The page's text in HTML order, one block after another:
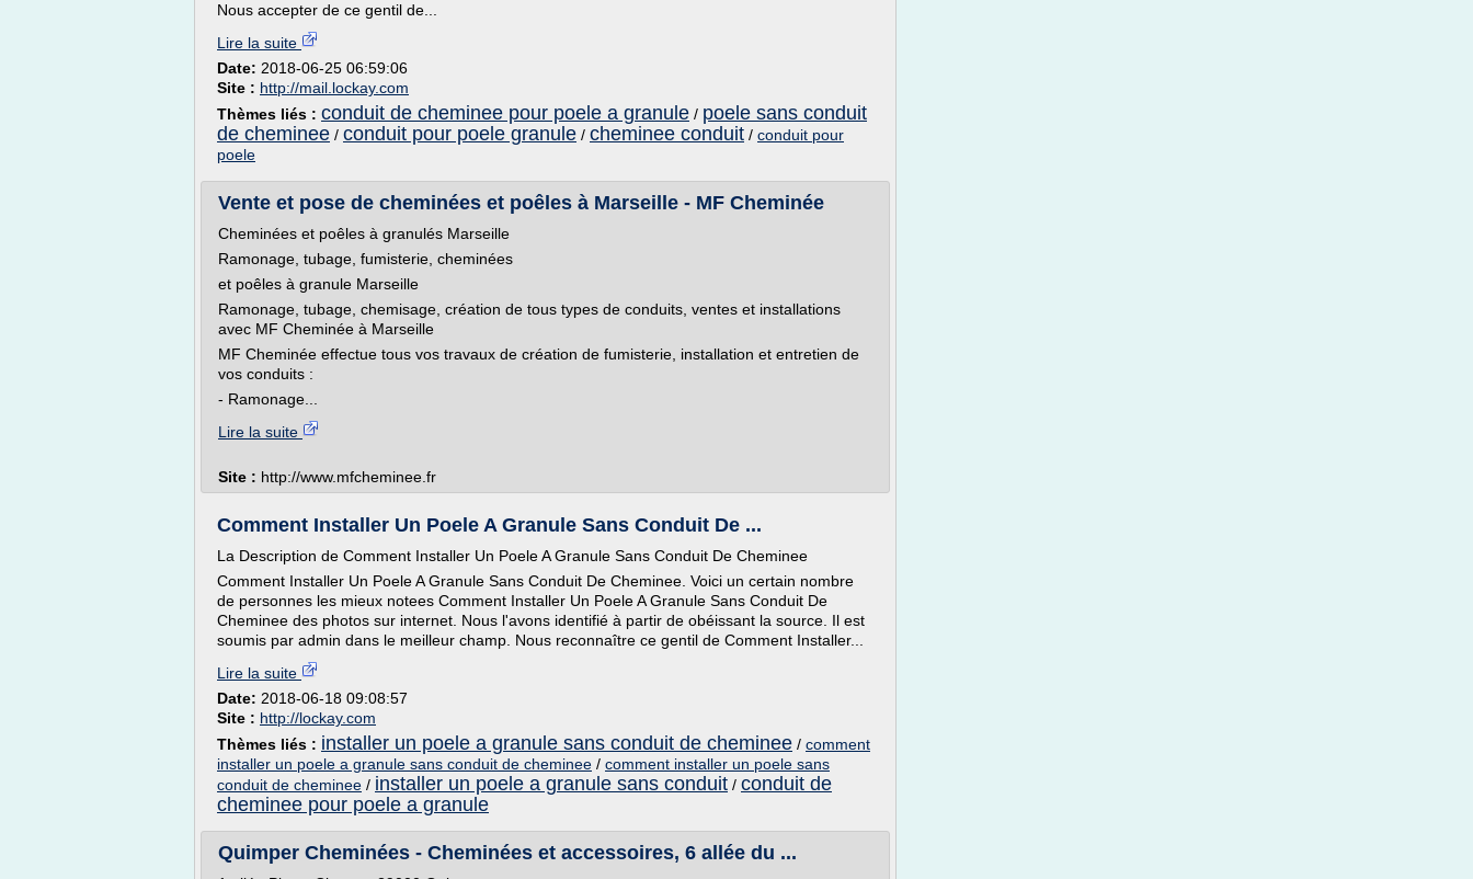
Nous accepter de ce gentil de...
Lire la suite
Date: 2018-06-25 06:59:06
Site : http://mail.lockay.com
Thèmes liés : conduit de cheminee pour poele a granule / poele sans conduit
de cheminee / conduit pour poele granule / cheminee conduit / conduit pour
poele
Vente et pose de cheminées et poêles à Marseille - MF Cheminée
Cheminées et poêles à granulés Marseille
Ramonage, tubage, fumisterie, cheminées
et poêles à granule Marseille
Ramonage, tubage, chemisage, création de tous types de conduits, ventes et installations
avec MF Cheminée à Marseille
MF Cheminée effectue tous vos travaux de création de fumisterie, installation et entretien de
vos conduits :
- Ramonage...
Lire la suite
Site : http://www.mfcheminee.fr
Comment Installer Un Poele A Granule Sans Conduit De ...
La Description de Comment Installer Un Poele A Granule Sans Conduit De Cheminee
Comment Installer Un Poele A Granule Sans Conduit De Cheminee. Voici un certain nombre
de personnes les mieux notees Comment Installer Un Poele A Granule Sans Conduit De
Cheminee des photos sur internet. Nous l'avons identifié à partir de obéissant la source. Il est
soumis par admin dans le meilleur champ. Nous reconnaître ce gentil de Comment Installer...
Lire la suite
Date: 2018-06-18 09:08:57
Site : http://lockay.com
Thèmes liés : installer un poele a granule sans conduit de cheminee / comment
installer un poele a granule sans conduit de cheminee / comment installer un poele sans
conduit de cheminee / installer un poele a granule sans conduit / conduit de
cheminee pour poele a granule
Quimper Cheminées - Cheminées et accessoires, 6 allée du ...